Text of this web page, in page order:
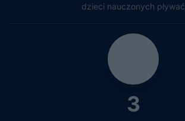
dzieci nauczonych pływać
3